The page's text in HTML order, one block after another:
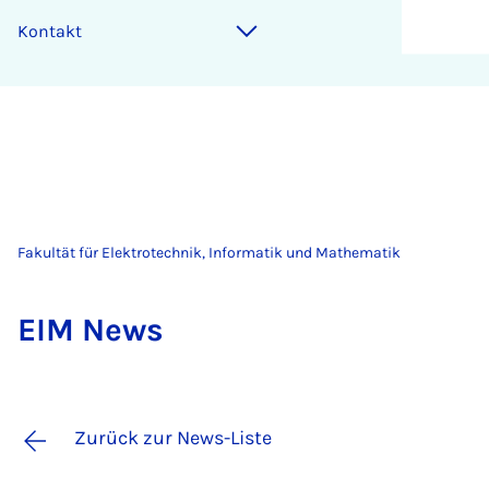
Kontakt
Fakultät für Elektrotechnik, Informatik und Mathematik
EIM News
Zurück zur News-Liste